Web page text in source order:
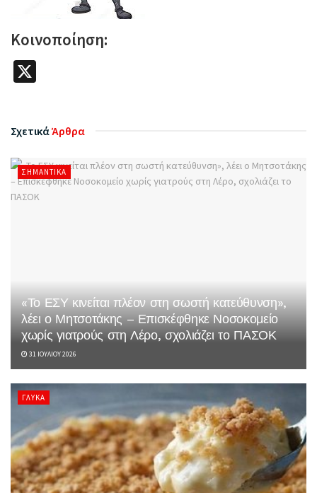
Κοινοποίηση:
ΣχετικάΆρθρα
ΣΗΜΑΝΤΙΚΆ
«Το ΕΣΥ κινείται πλέον στη σωστή κατεύθυνση»,
λέει ο Μητσοτάκης – Επισκέφθηκε Νοσοκομείο
χωρίς γιατρούς στη Λέρο, σχολιάζει το ΠΑΣΟΚ
31 ΙΟΥΛΊΟΥ 2026
ΓΛΥΚΆ